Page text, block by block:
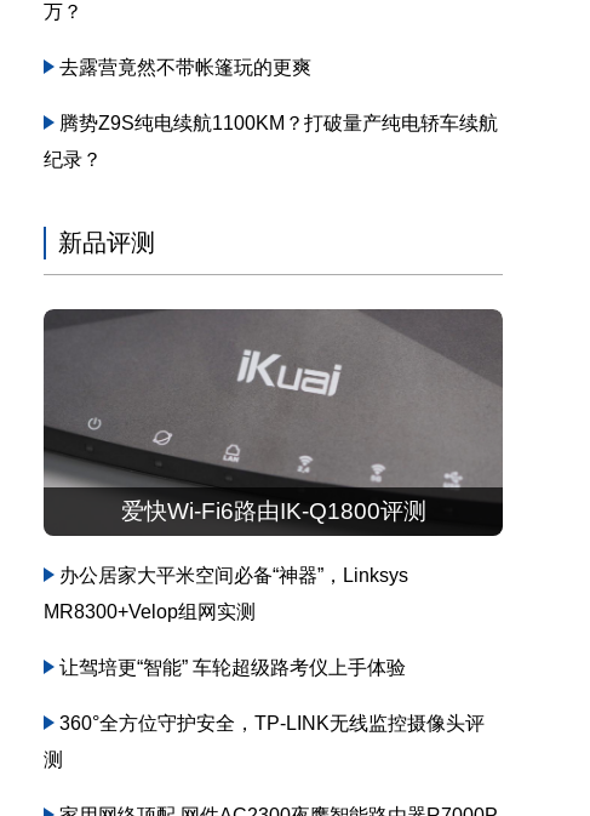
万？
去露营竟然不带帐篷玩的更爽
腾势Z9S纯电续航1100KM？打破量产纯电轿车续航
纪录？
新品评测
爱快Wi-Fi6路由IK-Q1800评测
办公居家大平米空间必备“神器”，Linksys
MR8300+Velop组网实测
让驾培更“智能” 车轮超级路考仪上手体验
360°全方位守护安全，TP-LINK无线监控摄像头评
测